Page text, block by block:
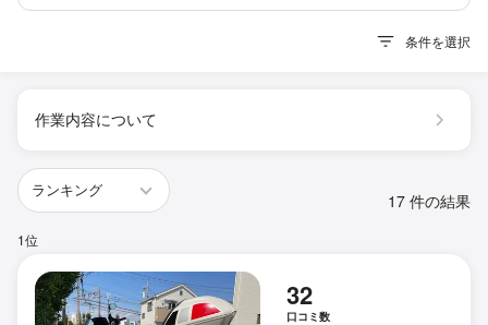
条件を選択
作業内容について
17 件の結果
1位
32
口コミ数